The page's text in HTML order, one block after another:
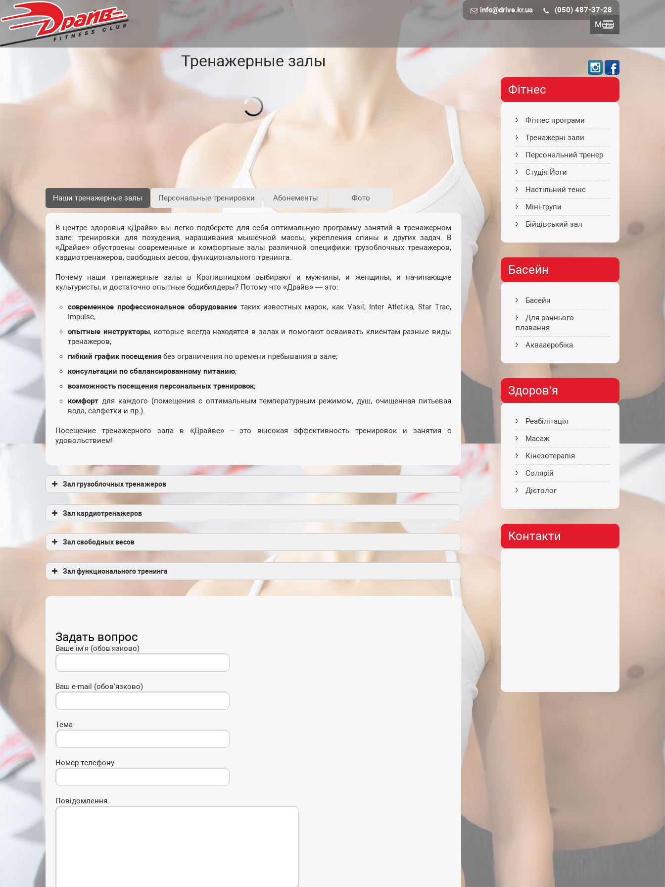
info@drive.kr.ua (050) 487-37-28
Menu
Тренажерные залы
Наши тренажерные залы Персональные тренировки Абонементы Фото
В центре здоровья «Драйв» вы легко подберете для себя оптимальную программу занятий в тренажерном
зале: тренировки для похудения, наращивания мышечной массы, укрепления спины и других задач. В
«Драйве» обустроены современные и комфортные залы различной специфики: грузоблочных тренажеров,
кардиотренажеров, свободных весов, функционального тренинга.
Почему наши тренажерные залы в Кропивницком выбирают и мужчины, и женщины, и начинающие
культуристы, и достаточно опытные бодибилдеры? Потому что «Драйв» — это:
современное профессиональное оборудование таких известных марок, как Vasil, Inter Atletika, Star Trac,
Impulse;
опытные инструкторы, которые всегда находятся в залах и помогают осваивать клиентам разные виды
тренажеров;
гибкий график посещения без ограничения по времени пребывания в зале;
консультации по сбалансированному питанию;
возможность посещения персональных тренировок;
комфорт для каждого (помещения с оптимальным температурным режимом, душ, очищенная питьевая
вода, салфетки и пр.).
Посещение тренажерного зала в «Драйве» – это высокая эффективность тренировок и занятия с
удовольствием!
Зал грузоблочных тренажеров
Зал кардиотренажеров
Зал свободных весов
Зал функционального тренинга
Задать вопрос
Ваше ім'я (обов'язково)
Ваш e-mail (обов'язково)
Тема
Номер телефону
Повідомлення
Фітнес
Фітнес програми
Тренажерні зали
Персональний тренер
Студія Йоги
Настільний теніс
Міні-групи
Бійцівський зал
Басейн
Басейн
Для раннього
плавання
Аквааеробіка
Здоров’я
Реабілітація
Масаж
Кінезотерапія
Солярій
Дієтолог
Контакти